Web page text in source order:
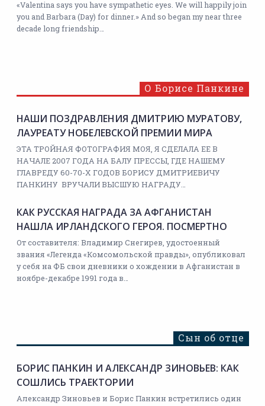
«Valentina says you have sympathetic eyes. We will happily join
you and Barbara (Day) for dinner.» And so began my near three
decade long friendship…
О Борисе Панкине
НАШИ ПОЗДРАВЛЕНИЯ ДМИТРИЮ МУРАТОВУ,
ЛАУРЕАТУ НОБЕЛЕВСКОЙ ПРЕМИИ МИРА
ЭТА ТРОЙНАЯ ФОТОГРАФИЯ МОЯ, Я СДЕЛАЛА ЕЕ В
НАЧАЛЕ 2007 ГОДА НА БАЛУ ПРЕССЫ, ГДЕ НАШЕМУ
ГЛАВРЕДУ 60-70-Х ГОДОВ БОРИСУ ДМИТРИЕВИЧУ
ПАНКИНУ ВРУЧАЛИ ВЫСШУЮ НАГРАДУ…
КАК РУССКАЯ НАГРАДА ЗА АФГАНИСТАН
НАШЛА ИРЛАНДСКОГО ГЕРОЯ. ПОСМЕРТНО
От составителя: Владимир Снегирев, удостоенный
звания «Легенда «Комсомольской правды», опубликовал
у себя на ФБ свои дневники о хождении в Афганистан в
ноябре-декабре 1991 года в…
Сын об отце
БОРИС ПАНКИН И АЛЕКСАНДР ЗИНОВЬЕВ: КАК
СОШЛИСЬ ТРАЕКТОРИИ
Александр Зиновьев и Борис Панкин встретились один